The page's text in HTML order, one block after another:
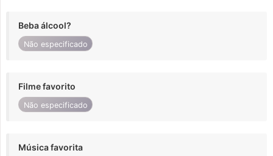
Beba álcool?
Não especificado
Filme favorito
Não especificado
Música favorita